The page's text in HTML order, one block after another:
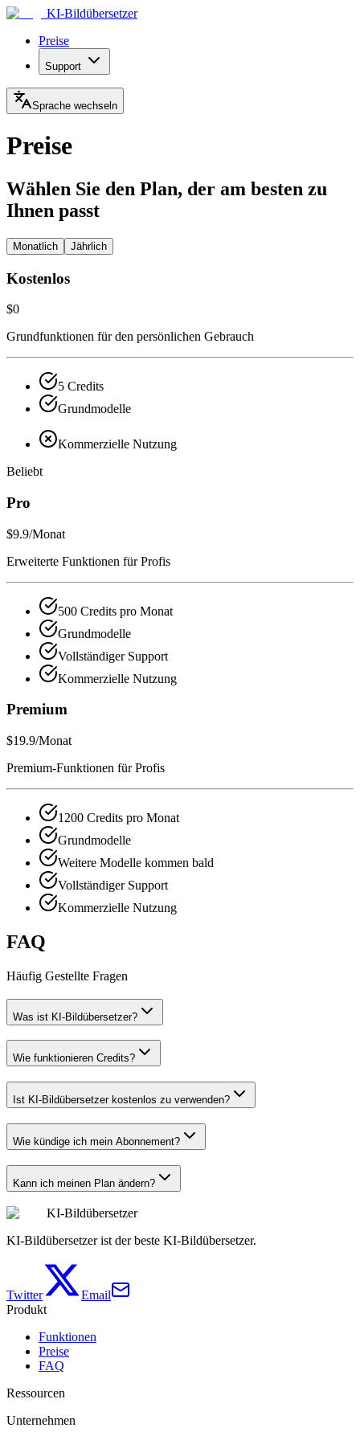
KI-Bildübersetzer
Preise
Support
Sprache wechseln
Preise
Wählen Sie den Plan, der am besten zu
Ihnen passt
Monatlich Jährlich
Kostenlos
$0
Grundfunktionen für den persönlichen Gebrauch
5 Credits
Grundmodelle
Kommerzielle Nutzung
Beliebt
Pro
$9.9/Monat
Erweiterte Funktionen für Profis
500 Credits pro Monat
Grundmodelle
Vollständiger Support
Kommerzielle Nutzung
Premium
$19.9/Monat
Premium-Funktionen für Profis
1200 Credits pro Monat
Grundmodelle
Weitere Modelle kommen bald
Vollständiger Support
Kommerzielle Nutzung
FAQ
Häufig Gestellte Fragen
Was ist KI-Bildübersetzer?
Wie funktionieren Credits?
Ist KI-Bildübersetzer kostenlos zu verwenden?
Wie kündige ich mein Abonnement?
Kann ich meinen Plan ändern?
KI-Bildübersetzer
KI-Bildübersetzer ist der beste KI-Bildübersetzer.
Twitter
Email
Produkt
Funktionen
Preise
FAQ
Ressourcen
Unternehmen